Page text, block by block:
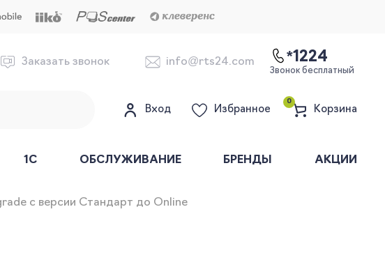
Заказать звонок info@rts24.com *1224
Звонок бесплатный
Вход Избранное
0
Корзина
1С ОБСЛУЖИВАНИЕ БРЕНДЫ АКЦИИ
с версии Стандарт до Online